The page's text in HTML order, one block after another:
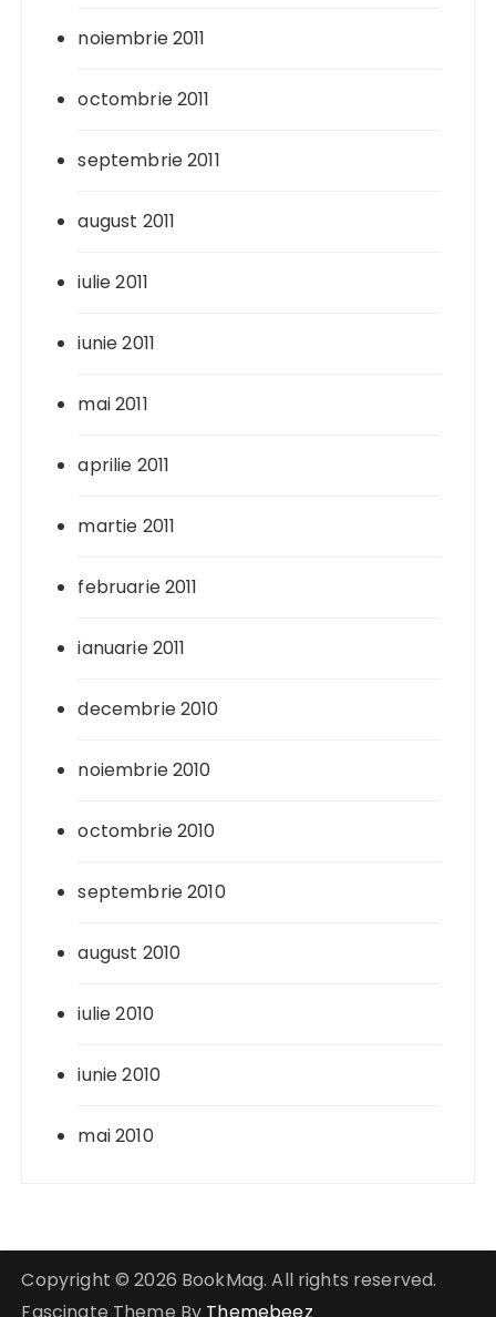
noiembrie 2011
octombrie 2011
septembrie 2011
august 2011
iulie 2011
iunie 2011
mai 2011
aprilie 2011
martie 2011
februarie 2011
ianuarie 2011
decembrie 2010
noiembrie 2010
octombrie 2010
septembrie 2010
august 2010
iulie 2010
iunie 2010
mai 2010
Copyright © 2026 BookMag. All rights reserved.
Fascinate Theme By Themebeez